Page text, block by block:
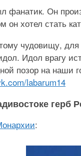
фанатик. Он
он хотел стать
чудовищу,
Идол врагу
позор на наши
labarum14
герб
: